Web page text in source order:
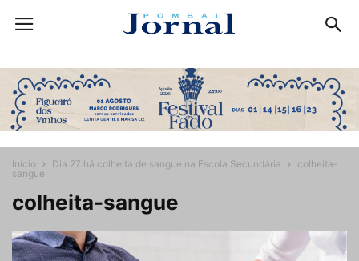
Início Dia 27 há colheita de sangue na Escola Secundária
colheita-
sangue
colheita-sangue